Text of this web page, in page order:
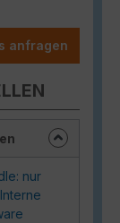
anfragen
nur